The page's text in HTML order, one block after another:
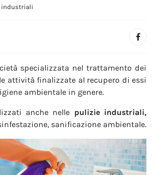
industriali
specializzata nel trattamento dei
attività finalizzate al recupero di essi
ambientale in genere.
anche nelle pulizie industriali,
sanificazione ambientale.